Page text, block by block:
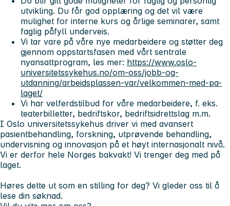
utvikling. Du får god opplæring og det vil være
mulighet for interne kurs og årlige seminarer, samt
faglig påfyll underveis.
Vi tar vare på våre nye medarbeidere og støtter deg
gjennom oppstartsfasen med vårt sentrale
nyansattprogram, les mer: https://www.oslo-
universitetssykehus.no/om-oss/jobb-og-
utdanning/arbeidsplassen-var/velkommen-med-pa-
laget/
Vi har velferdstilbud for våre medarbeidere, f. eks.
teaterbilletter, bedriftskor, bedriftsidrettslag m.m.
I Oslo universitetssykehus driver vi med avansert
pasientbehandling, forskning, utprøvende behandling,
undervisning og innovasjon på et høyt internasjonalt nivå.
Vi er derfor hele Norges bakvakt! Vi trenger deg med på
laget.
Høres dette ut som en stilling for deg? Vi gleder oss til å
lese din søknad.